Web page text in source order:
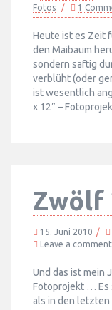
Fotos
1
Heute ist es Zeit
den Maibaum
sondern saftig
verblüht (oder
ist wesentlich
x 12″ –
Zwölf
15. Juni 2010
Leave a comment
Und das ist mein
Fotoprojekt … Es
als in den